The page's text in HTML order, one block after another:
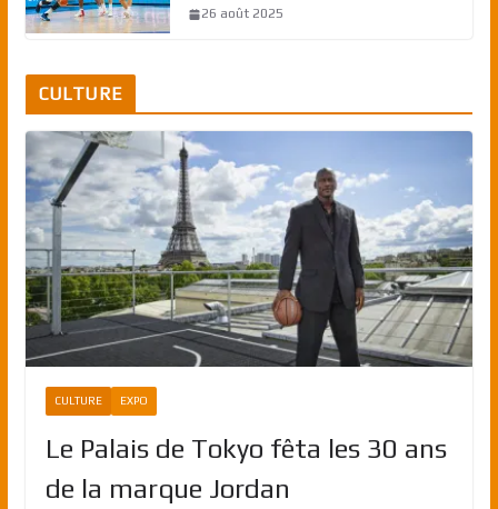
26 août 2025
CULTURE
CULTURE EXPO
Le Palais de Tokyo fêta les 30 ans
de la marque Jordan